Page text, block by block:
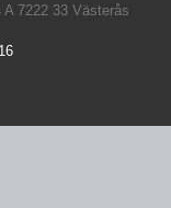
7222 33 Västerås